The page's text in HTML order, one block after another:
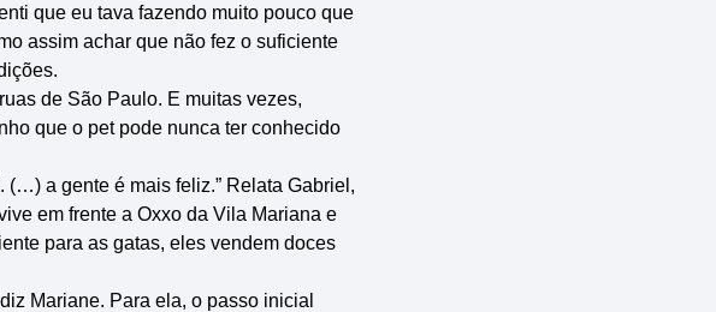
que eu tava fazendo muito pouco que
assim achar que não fez o suficiente
de São Paulo. E muitas vezes,
que o pet pode nunca ter conhecido
a gente é mais feliz.” Relata Gabriel,
em frente a Oxxo da Vila Mariana e
para as gatas, eles vendem doces
Mariane. Para ela, o passo inicial